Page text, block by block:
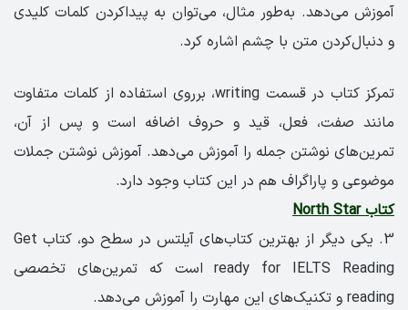
آموزش می‌دهد. به‌طور مثال، می‌توان به پیداکردن کلمات کلیدی
و دنبال‌کردن متن با چشم اشاره کرد.
تمرکز کتاب در قسمت writing، برروی استفاده از کلمات متفاوت
مانند صفت، فعل، قید و حروف اضافه است و پس از آن،
تمرین‌های نوشتن جمله را آموزش می‌دهد. آموزش نوشتن جملات
موضوعی و پاراگراف هم در این کتاب وجود دارد.
کتاب North Star
3. یکی دیگر از بهترین کتاب‌های آیلتس در سطح دو، کتاب Get
ready for IELTS Reading است که تمرین‌های تخصصی
reading و تکنیک‌های این مهارت را آموزش می‌دهد.